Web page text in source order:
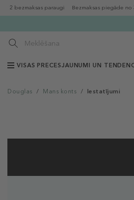
2 bezmaksas paraugi Bezmaksas piegāde no
VISAS PRECESJAUNUMI UN
Douglas / Mans konts / Iestatījumi